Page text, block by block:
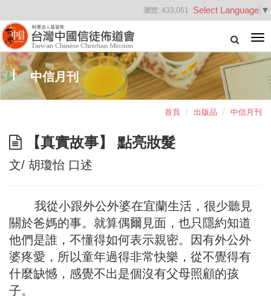
Select Language ▼
瀏覽: 433,061
中信月刊
首頁 出版品 中信月刊
【真實故事】 點亮妝髮
文/ 胡瓊怡 口述
我從小跟外公外婆在宜蘭生活，很少聽見
關於爸媽的事。就算偶爾見面，也只隱約知道
他們是誰，不懂得如何表示親密。因有外公外
婆疼愛，所以童年過得非常快樂，從不覺得有
什麼缺憾，感覺不出是個沒有父母照顧的孩
子。